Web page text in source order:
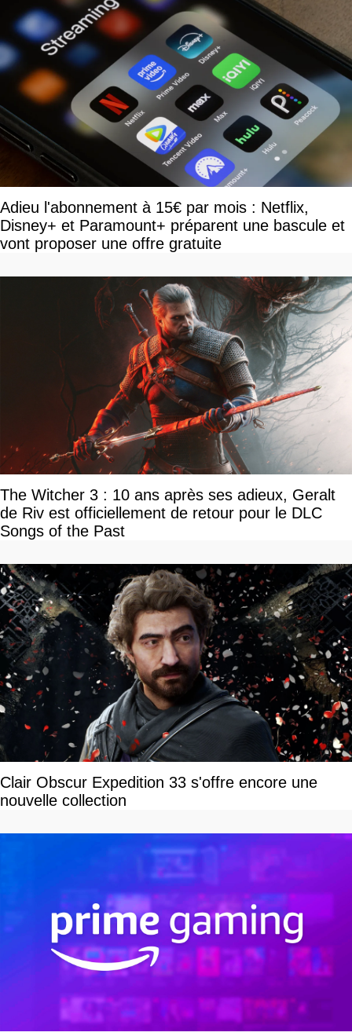
Adieu l'abonnement à 15€ par mois : Netflix,
Disney+ et Paramount+ préparent une bascule et
vont proposer une offre gratuite
The Witcher 3 : 10 ans après ses adieux, Geralt
de Riv est officiellement de retour pour le DLC
Songs of the Past
Clair Obscur Expedition 33 s'offre encore une
nouvelle collection